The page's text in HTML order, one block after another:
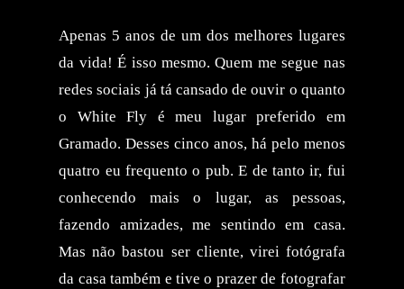
Apenas 5 anos de um dos melhores lugares
da vida! É isso mesmo. Quem me segue nas
redes sociais já tá cansado de ouvir o quanto
o White Fly é meu lugar preferido em
Gramado. Desses cinco anos, há pelo menos
quatro eu frequento o pub. E de tanto ir, fui
conhecendo mais o lugar, as pessoas,
fazendo amizades, me sentindo em casa.
Mas não bastou ser cliente, virei fotógrafa
da casa também e tive o prazer de fotografar